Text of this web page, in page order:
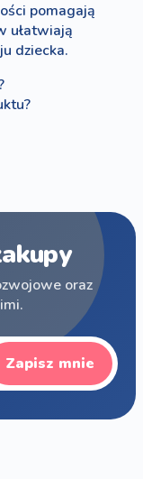
pomagają
ułatwiają
dziecka.
oraz
Zapisz mnie